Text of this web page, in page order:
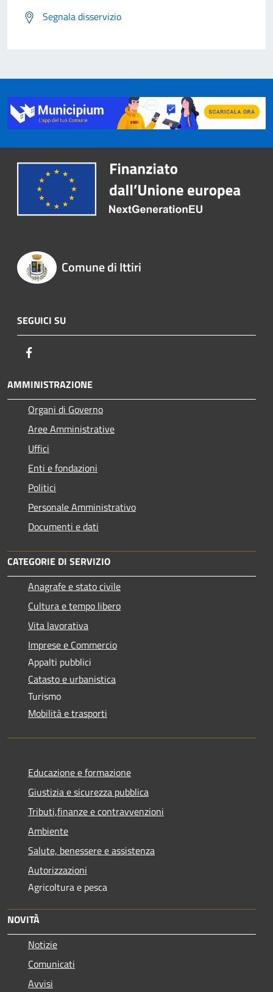
Segnala disservizio
Comune di Ittiri
SEGUICI SU
AMMINISTRAZIONE
Organi di Governo
Aree Amministrative
Uffici
Enti e fondazioni
Politici
Personale Amministrativo
Documenti e dati
CATEGORIE DI SERVIZIO
Anagrafe e stato civile
Cultura e tempo libero
Vita lavorativa
Imprese e Commercio
Appalti pubblici
Catasto e urbanistica
Turismo
Mobilità e trasporti
Educazione e formazione
Giustizia e sicurezza pubblica
Tributi,finanze e contravvenzioni
Ambiente
Salute, benessere e assistenza
Autorizzazioni
Agricoltura e pesca
NOVITÀ
Notizie
Comunicati
Avvisi